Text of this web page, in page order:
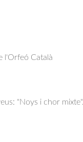
l'Orfeó Català
"Noys i chor mixte".